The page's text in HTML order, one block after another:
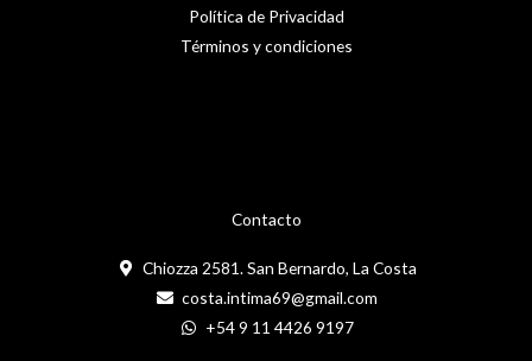
Contacto
Chiozza 2581. San Bernardo, La Costa
costa.intima69@gmail.com
+54 9 11 4426 9197
Política de Privacidad
Términos y condiciones